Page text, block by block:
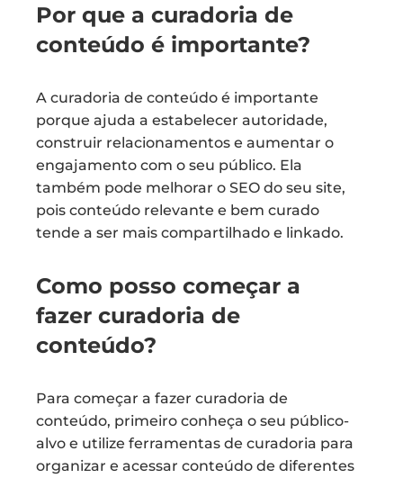
Por que a curadoria de
conteúdo é importante?
A curadoria de conteúdo é importante
porque ajuda a estabelecer autoridade,
construir relacionamentos e aumentar o
engajamento com o seu público. Ela
também pode melhorar o SEO do seu site,
pois conteúdo relevante e bem curado
tende a ser mais compartilhado e linkado.
Como posso começar a
fazer curadoria de
conteúdo?
Para começar a fazer curadoria de
conteúdo, primeiro conheça o seu público-
alvo e utilize ferramentas de curadoria para
organizar e acessar conteúdo de diferentes